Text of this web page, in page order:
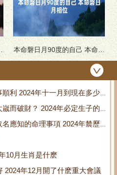
本命磐日月90度的自己 本命磐
日月相位
利 2024年十一月到現在多少天
而破財？ 2024年必定生子的生
應知的命理事項 2024年辳歷六
10月生肖是什麽
2024年12月開了什麽重大會議